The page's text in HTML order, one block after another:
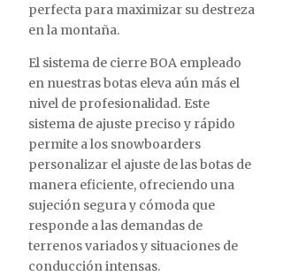
perfecta para maximizar su destreza
en la montaña.
El sistema de cierre BOA empleado
en nuestras botas eleva aún más el
nivel de profesionalidad. Este
sistema de ajuste preciso y rápido
permite a los snowboarders
personalizar el ajuste de las botas de
manera eficiente, ofreciendo una
sujeción segura y cómoda que
responde a las demandas de
terrenos variados y situaciones de
conducción intensas.